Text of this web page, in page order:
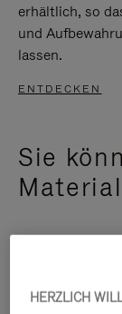
erhältlich, so
und
lassen.
ENTDECKEN
Sie
HERZLICH